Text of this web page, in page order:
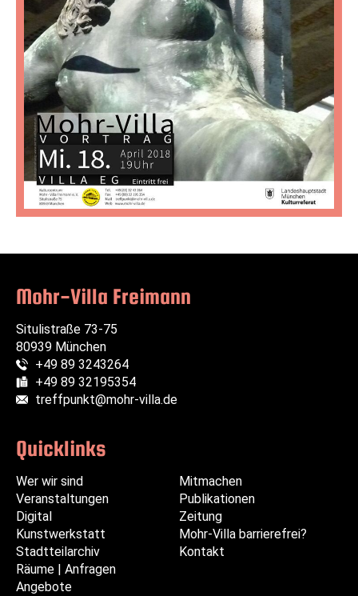
Mohr-Villa Freimann
Situlistraße 73-75
80939 München
Telefon:
+49 89 3243264
Fax:
+49 89 32195354
E-Mail:
treffpunkt@mohr-villa.de
Quicklinks
überspringen
Wer wir sind
Veranstaltungen
Digital
Kunstwerkstatt
Stadtteilarchiv
Räume | Anfragen
Angebote
überspringen
Mitmachen
Publikationen
Zeitung
Mohr-Villa barrierefrei?
Kontakt